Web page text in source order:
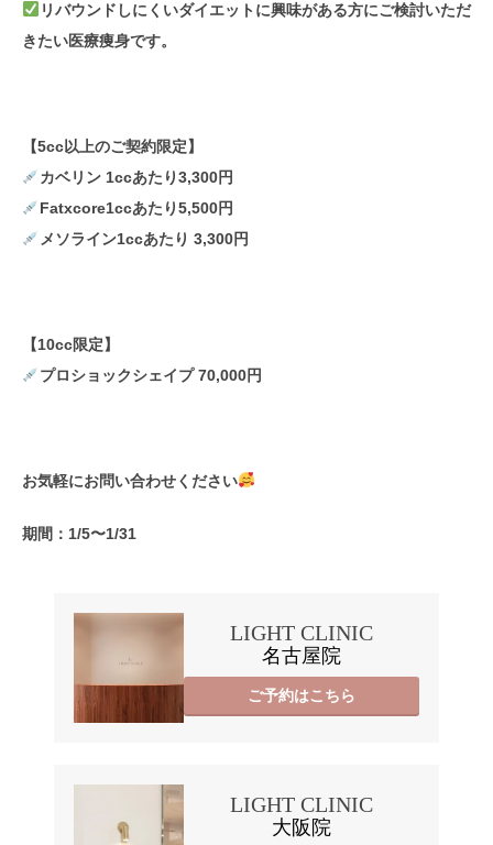
リバウンドしにくいダイエットに興味がある方にご検討いただ
きたい医療痩身です。
【5cc以上のご契約限定】
カベリン 1ccあたり3,300円
Fatxcore1ccあたり5,500円
メソライン1ccあたり 3,300円
【10cc限定】
プロショックシェイプ 70,000円
お気軽にお問い合わせください
期間：1/5〜1/31
LIGHT CLINIC
名古屋院
ご予約はこちら
LIGHT CLINIC
大阪院